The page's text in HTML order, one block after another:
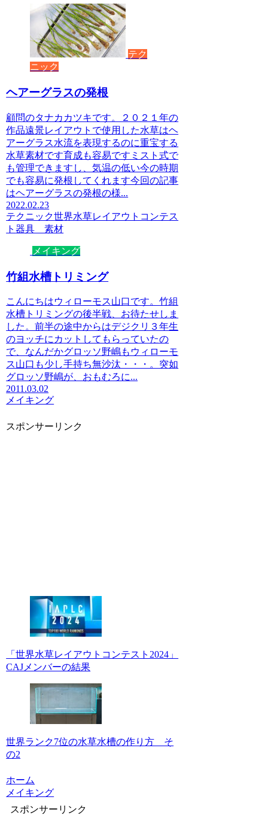
テク
ニック
ヘアーグラスの発根
顧問のタナカカツキです。２０２１年の
作品遠景レイアウトで使用した水草はヘ
アーグラス水流を表現するのに重宝する
水草素材です育成も容易ですミスト式で
も管理できますし、気温の低い今の時期
でも容易に発根してくれます今回の記事
はヘアーグラスの発根の様...
2022.02.23
テクニック世界水草レイアウトコンテス
ト器具 素材
メイキング
竹組水槽トリミング
こんにちはウィローモス山口です。竹組
水槽トリミングの後半戦、お待たせしま
した。前半の途中からはデジクリ３年生
のヨッチにカットしてもらっていたの
で、なんだかグロッソ野嶋もウィローモ
ス山口も少し手持ち無沙汰・・・。突如
グロッソ野嶋が、おもむろに...
2011.03.02
メイキング
スポンサーリンク
「世界水草レイアウトコンテスト2024」
CAJメンバーの結果
世界ランク7位の水草水槽の作り方 そ
の2
ホーム
メイキング
スポンサーリンク